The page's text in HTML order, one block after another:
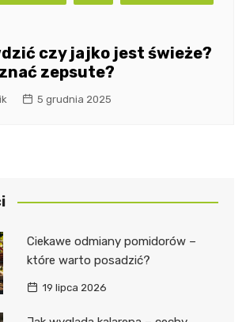
czy jajko jest świeże?
zepsute?
5 grudnia 2025
Ciekawe odmiany pomidorów –
które warto posadzić?
19 lipca 2026